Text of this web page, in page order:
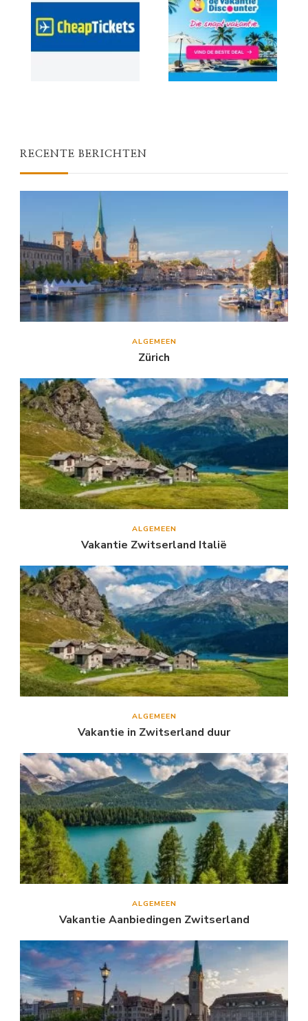
RECENTE BERICHTEN
ALGEMEEN
Zürich
ALGEMEEN
Vakantie Zwitserland Italië
ALGEMEEN
Vakantie in Zwitserland duur
ALGEMEEN
Vakantie Aanbiedingen Zwitserland